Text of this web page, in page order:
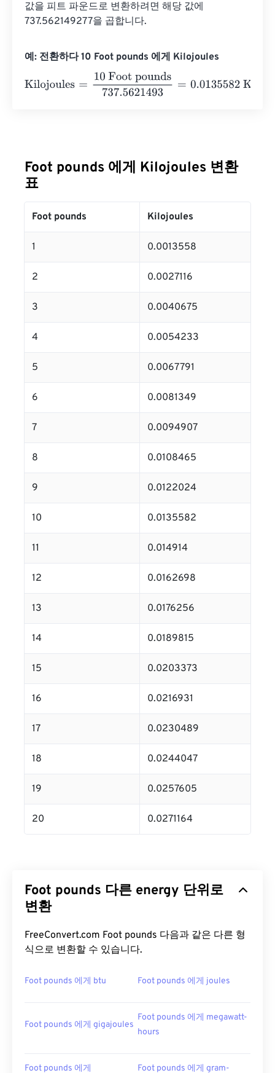
값을 피트 파운드로 변환하려면 해당 값에
737.562149277을 곱합니다.
예: 전환하다 10 Foot pounds 에게 Kilojoules
Kilojoules
10 Foot pounds737.5621493 =0.0135582
Foot pounds 에게 Kilojoules 변환
표
Foot pounds Kilojoules
1 0.0013558
2 0.0027116
3 0.0040675
4 0.0054233
5 0.0067791
6 0.0081349
7 0.0094907
8 0.0108465
9 0.0122024
10 0.0135582
11 0.014914
12 0.0162698
13 0.0176256
14 0.0189815
15 0.0203373
16 0.0216931
17 0.0230489
18 0.0244047
19 0.0257605
20 0.0271164
Foot pounds 다른 energy 단위로
변환
FreeConvert.com Foot pounds 다음과 같은 다른 형
식으로 변환할 수 있습니다.
Foot pounds 에게 btu Foot pounds 에게 joules
Foot pounds 에게 gigajoules
Foot pounds 에게 megawatt-
hours
Foot pounds 에게 Foot pounds 에게 gram-